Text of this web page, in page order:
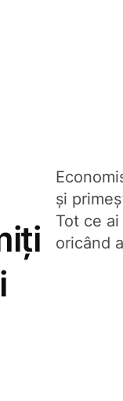
și
Tot ce
oricând